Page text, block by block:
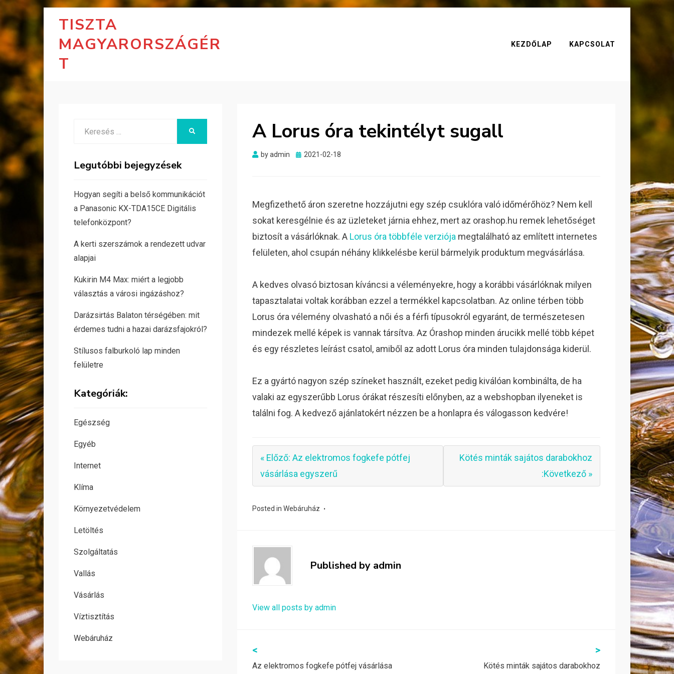
TISZTA
MAGYARORSZÁGÉR
T
KEZDŐLAP KAPCSOLAT
A Lorus óra tekintélyt sugall
byadmin
Posted
2021-02-18
Megfizethető áron szeretne hozzájutni egy szép csuklóra való időmérőhöz? Nem kell
sokat keresgélnie és az üzleteket járnia ehhez, mert az orashop.hu remek lehetőséget
biztosít a vásárlóknak. A Lorus óra többféle verziója megtalálható az említett internetes
felületen, ahol csupán néhány klikkelésbe kerül bármelyik produktum megvásárlása.
A kedves olvasó biztosan kíváncsi a véleményekre, hogy a korábbi vásárlóknak milyen
tapasztalatai voltak korábban ezzel a termékkel kapcsolatban.Az online térben több
Lorus óra vélemény olvasható a női és a férfi típusokról egyaránt, de természetesen
mindezek mellé képek is vannak társítva. Az Órashop minden árucikk mellé több képet
és egy részletes leírást csatol, amiből az adott Lorus óra minden tulajdonsága kiderül.
Ez a gyártó nagyon szép színeket használt, ezeket pedig kiválóan kombinálta, de ha
valaki az egyszerűbb Lorus órákat részesíti előnyben, az a webshopban ilyeneket is
találni fog. A kedvező ajánlatokért nézzen be a honlapra és válogasson kedvére!
« Előző: Az elektromos fogkefe pótfej
vásárlása egyszerű
Kötés minták sajátos darabokhoz
:Következő »
Posted inWebáruház
Published by admin
View all posts by admin
Bejegyzés
<
Az elektromos fogkefe pótfej vásárlása
>
Kötés minták sajátos darabokhoz
Legutóbbi bejegyzések
Hogyan segíti a belső kommunikációt
a Panasonic KX-TDA15CE Digitális
telefonközpont?
A kerti szerszámok a rendezett udvar
alapjai
Kukirin M4 Max: miért a legjobb
választás a városi ingázáshoz?
Darázsirtás Balaton térségében: mit
érdemes tudni a hazai darázsfajokról?
Stílusos falburkoló lap minden
felületre
Kategóriák:
Egészség
Egyéb
Internet
Klíma
Környezetvédelem
Letöltés
Szolgáltatás
Vallás
Vásárlás
Víztisztítás
Webáruház